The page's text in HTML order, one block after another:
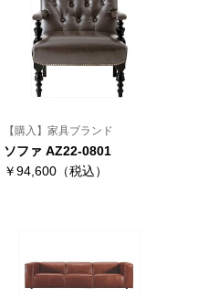
【購入】家具ブランド
ソファ AZ22-0801
￥94,600（税込）